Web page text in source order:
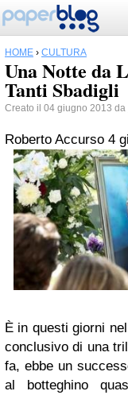
HOME › CULTURA
Una Notte da
Tanti Sbadigli
Creato il 04 giugno 2013 da
Roberto Accurso 4
È in questi giorni
conclusivo di una
fa, ebbe un
al botteghino